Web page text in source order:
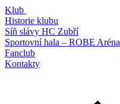
Klub
Historie klubu
Síň slávy HC Zubří
Sportovní hala – ROBE Aréna
Fanclub
Kontakty